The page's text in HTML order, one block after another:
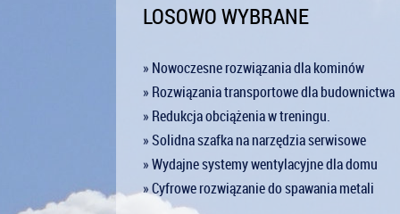
LOSOWO WYBRANE
» Nowoczesne rozwiązania dla kominów
» Rozwiązania transportowe dla budownictwa
» Redukcja obciążenia w treningu.
» Solidna szafka na narzędzia serwisowe
» Wydajne systemy wentylacyjne dla domu
» Cyfrowe rozwiązanie do spawania metali